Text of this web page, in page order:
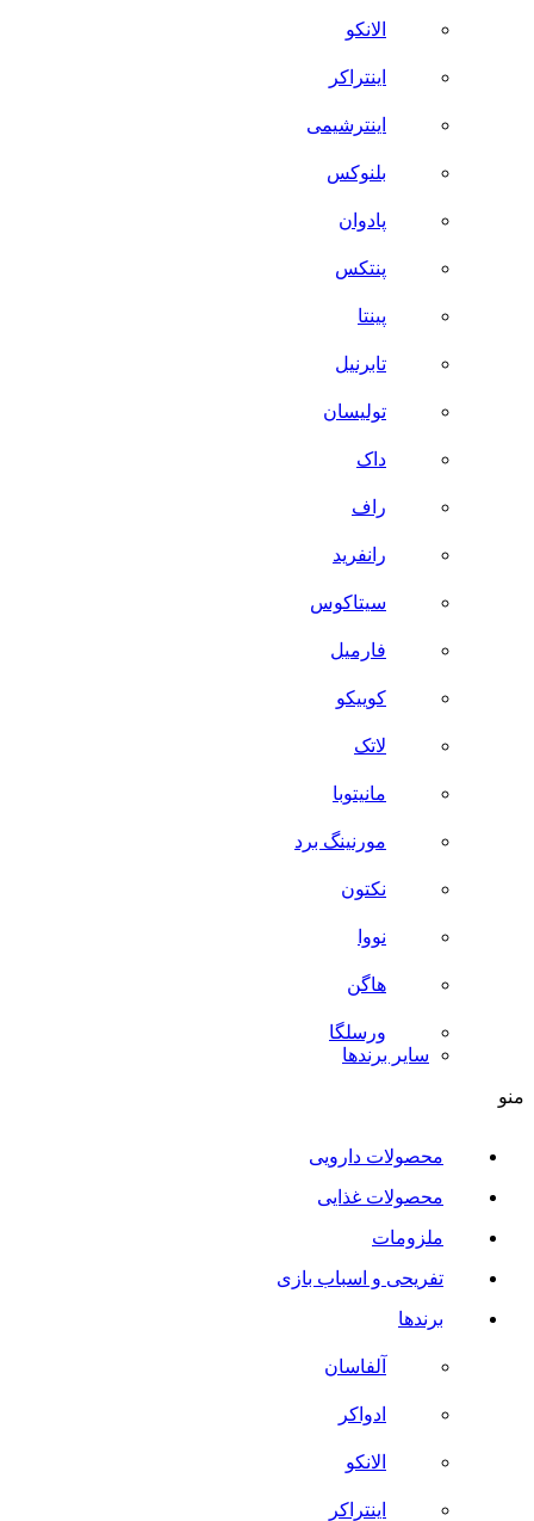
الانکو
اینتراکر
اینترشیمی
بلنوکس
پادوان
پنتکس
پینتا
تابرنیل
تولیسان
داک
راف
رانفرید
سیتاکوس
فارمیل
کوییکو
لاتک
مانیتوبا
مورنینگ برد
نکتون
نووا
هاگن
ورسلگا
سایر برند‌ها
منو
محصولات دارویی
محصولات غذایی
ملزومات
تفریحی و اسباب بازی
برندها
آلفاسان
ادواکر
الانکو
اینتراکر